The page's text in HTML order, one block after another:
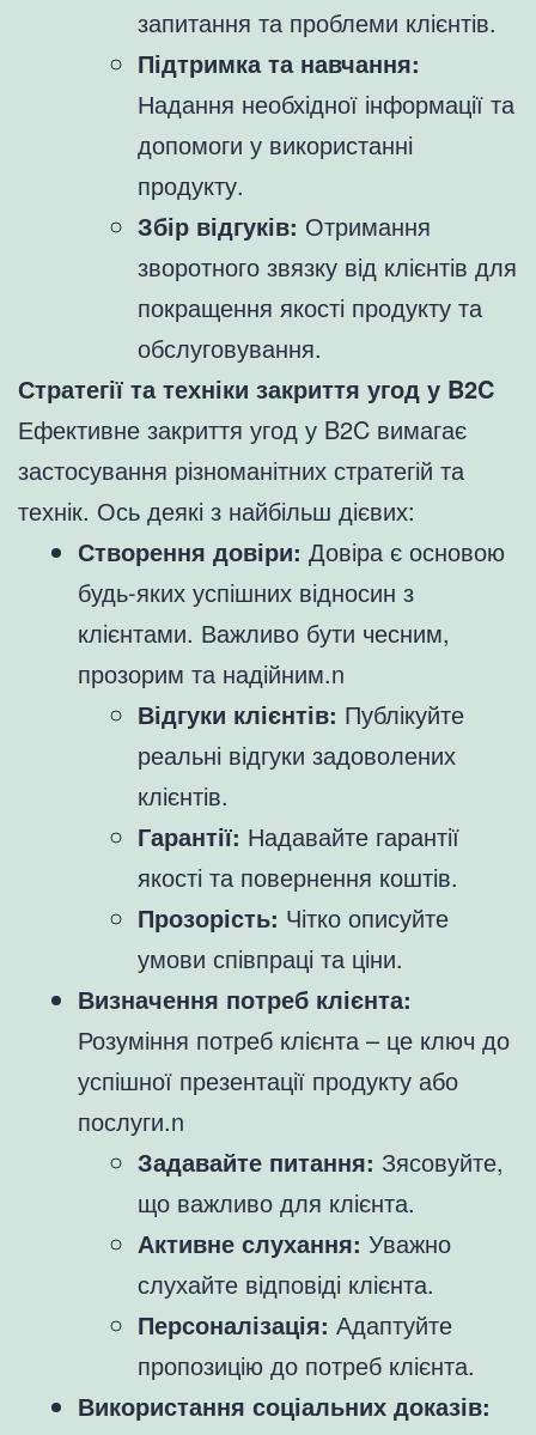
запитання та проблеми клієнтів.
Підтримка та навчання:
Надання необхідної інформації та
допомоги у використанні
продукту.
Збір відгуків: Отримання
зворотного звязку від клієнтів для
покращення якості продукту та
обслуговування.
Стратегії та техніки закриття угод у B2C
Ефективне закриття угод у B2C вимагає
застосування різноманітних стратегій та
технік. Ось деякі з найбільш дієвих:
Створення довіри: Довіра є основою
будь-яких успішних відносин з
клієнтами. Важливо бути чесним,
прозорим та надійним.n
Відгуки клієнтів: Публікуйте
реальні відгуки задоволених
клієнтів.
Гарантії: Надавайте гарантії
якості та повернення коштів.
Прозорість: Чітко описуйте
умови співпраці та ціни.
Визначення потреб клієнта:
Розуміння потреб клієнта – це ключ до
успішної презентації продукту або
послуги.n
Задавайте питання: Зясовуйте,
що важливо для клієнта.
Активне слухання: Уважно
слухайте відповіді клієнта.
Персоналізація: Адаптуйте
пропозицію до потреб клієнта.
Використання соціальних доказів: